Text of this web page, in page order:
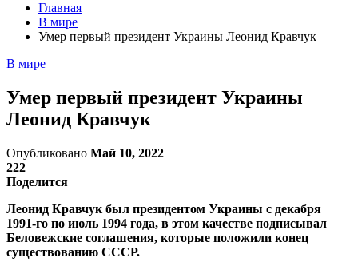
Главная
В мире
Умер первый президент Украины Леонид Кравчук
В мире
Умер первый президент Украины
Леонид Кравчук
Опубликовано Май 10, 2022
222
Поделится
Леонид Кравчук был президентом Украины с декабря
1991-го по июль 1994 года, в этом качестве подписывал
Беловежские соглашения, которые положили конец
существованию СССР.